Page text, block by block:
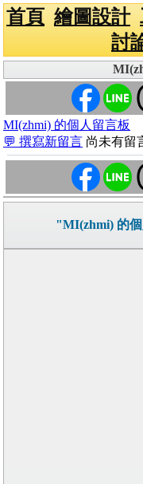
首頁 繪圖設計
討
MI(zhmi) 的個人留言板
💬 撰寫新留言 尚未有留
"MI(zhmi) 的